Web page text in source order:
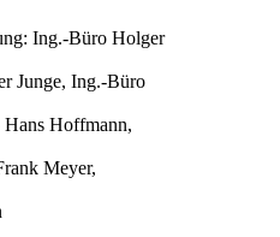
Ing.-Büro Holger
Junge, Ing.-Büro
Hoffmann,
Meyer,